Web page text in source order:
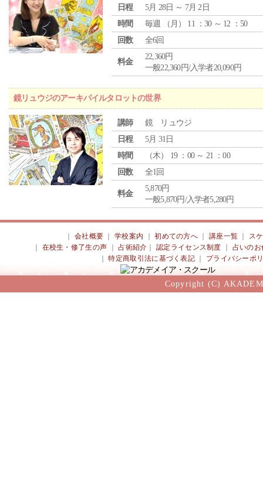
日程
5月 28日 ～ 7月 2日
時間
毎週 （ 月 ） 11 ：30 ～ 12 ：50
回数
全6回
料金
22,360円
一般22,360円/入学者20,090円
鏡リュウジのアーキパイルタロットの世界
講師
鏡 リュウジ
日程
5月 31日
時間
（木） 19 ：00 ～ 21 ：00
回数
全1回
料金
5,870円
一般5,870円/入学者5,280円
会社概要 ｜学校案内 ｜初めての方へ 講座一覧
ス
在校生・修了生の声 ｜占術紹介 ｜認定ライセンス制度
占いのお
｜特定商取引法に基づく表記 プライバシーポ
Copyright (C)